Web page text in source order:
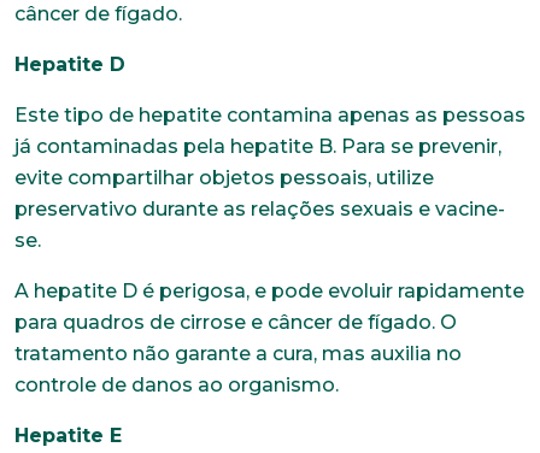
câncer de fígado.
Hepatite D
Este tipo de hepatite contamina apenas as pessoas
já contaminadas pela hepatite B. Para se prevenir,
evite compartilhar objetos pessoais, utilize
preservativo durante as relações sexuais e vacine-
se.
A hepatite D é perigosa, e pode evoluir rapidamente
para quadros de cirrose e câncer de fígado. O
tratamento não garante a cura, mas auxilia no
controle de danos ao organismo.
Hepatite E
Trabalhe conosco
Faça parte de uma instituição sólida, ética e
comprometida com o bem-estar dos seus
colaboradores. Preencha todos os dados abaixo e
*Campos obrigatórios
Nome completo*